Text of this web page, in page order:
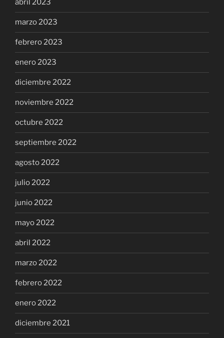
abril 2023
marzo 2023
febrero 2023
enero 2023
diciembre 2022
noviembre 2022
octubre 2022
septiembre 2022
agosto 2022
julio 2022
junio 2022
mayo 2022
abril 2022
marzo 2022
febrero 2022
enero 2022
diciembre 2021